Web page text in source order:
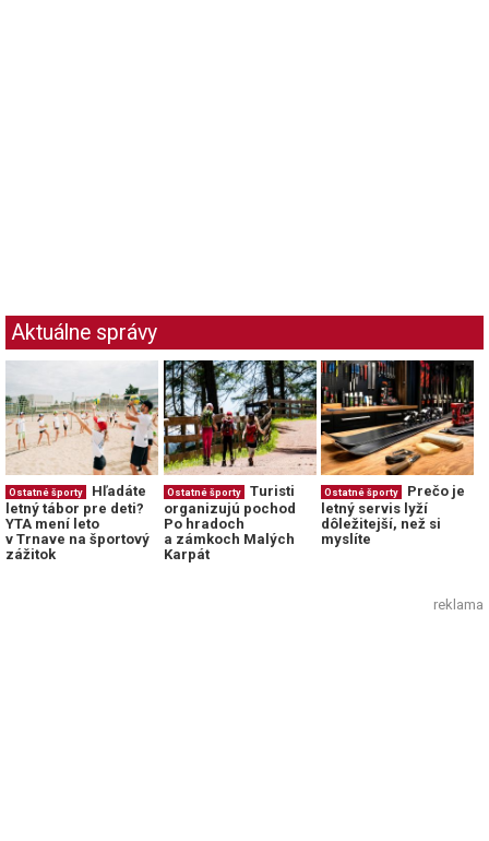
Aktuálne správy
Ostatné športy
Hľadáte
letný tábor pre deti?
YTA mení leto
v Trnave na športový
zážitok
Ostatné športy
Turisti
organizujú pochod
Po hradoch
a zámkoch Malých
Karpát
Ostatné športy
Prečo je
letný servis lyží
dôležitejší, než si
myslíte
reklama